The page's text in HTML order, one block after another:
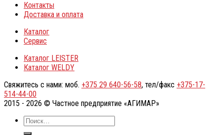
Контакты
Доставка и оплата
Каталог
Сервис
Каталог LEISTER
Каталог WELDY
Свяжитесь с нами: моб. +375 29 640-56-58, тел/факс +375-17-
514-44-00
2015 - 2026 © Частное предприятие «АГИМАР»